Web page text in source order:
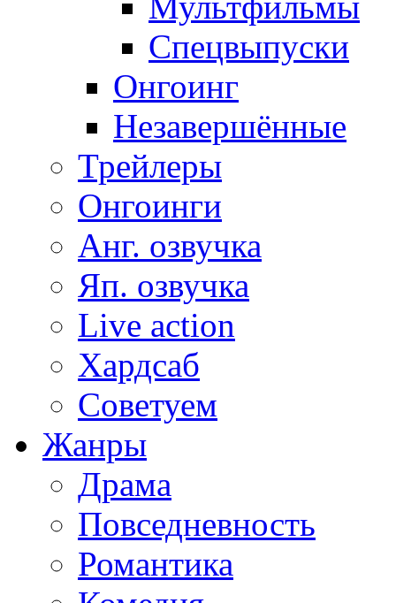
Спецвыпуски
Онгоинг
Незавершённые
Трейлеры
Онгоинги
Анг. озвучка
Яп. озвучка
Live action
Хардсаб
Советуем
Жанры
Драма
Повседневность
Романтика